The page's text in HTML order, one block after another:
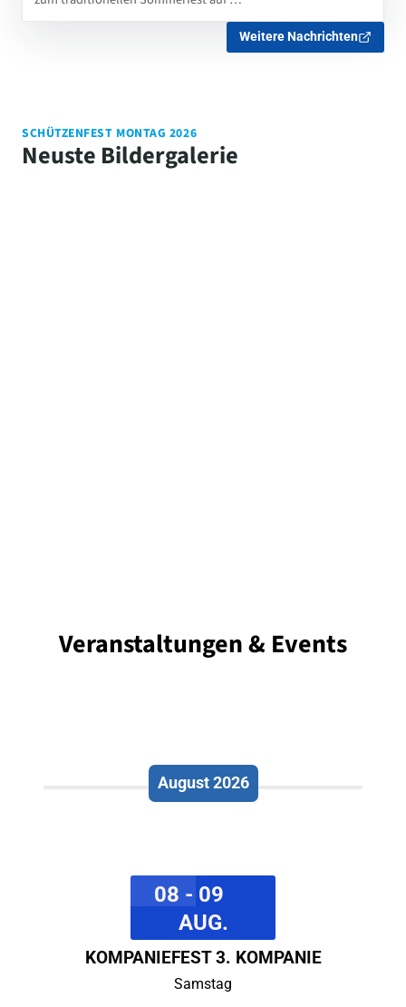
Weitere Nachrichten
SCHÜTZENFEST MONTAG 2026
Neuste Bildergalerie
Veranstaltungen & Events
August 2026
08 - 09
AUG.
KOMPANIEFEST 3. KOMPANIE
Samstag